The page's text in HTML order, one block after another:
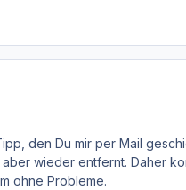
den Du mir per Mail
aber wieder entfernt. Daher
ohne Probleme.